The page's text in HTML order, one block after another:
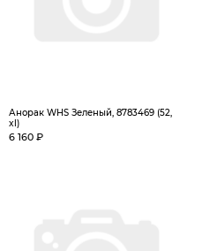
Анорак WHS Зеленый, 8783469 (52,
xl)
6 160 ₽